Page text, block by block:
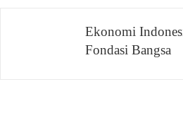
NavigasiEkonomi
Fondasi Bangsa